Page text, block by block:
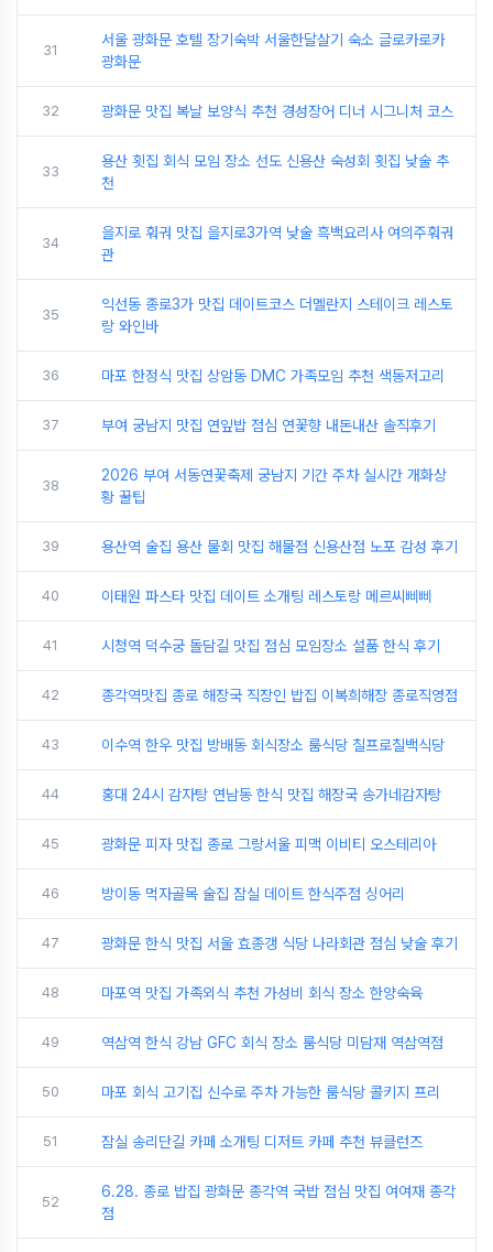
31
서울 광화문 호텔 장기숙박 서울한달살기 숙소 글로카로카
광화문
32 광화문 맛집 복날 보양식 추천 경성장어 디너 시그니처 코스
33
용산 횟집 회식 모임 장소 선도 신용산 숙성회 횟집 낮술 추
천
34
을지로 훠궈 맛집 을지로3가역 낮술 흑백요리사 여의주훠궈
관
35
익선동 종로3가 맛집 데이트코스 더멜란지 스테이크 레스토
랑 와인바
36 마포 한정식 맛집 상암동 DMC 가족모임 추천 색동저고리
37 부여 궁남지 맛집 연잎밥 점심 연꽃향 내돈내산 솔직후기
38
2026 부여 서동연꽃축제 궁남지 기간 주차 실시간 개화상
황 꿀팁
39 용산역 술집 용산 물회 맛집 해물점 신용산점 노포 감성 후기
40 이태원 파스타 맛집 데이트 소개팅 레스토랑 메르씨삐삐
41 시청역 덕수궁 돌담길 맛집 점심 모임장소 설품 한식 후기
42 종각역맛집 종로 해장국 직장인 밥집 이복희해장 종로직영점
43 이수역 한우 맛집 방배동 회식장소 룸식당 칠프로칠백식당
44 홍대 24시 감자탕 연남동 한식 맛집 해장국 송가네감자탕
45 광화문 피자 맛집 종로 그랑서울 피맥 이비티 오스테리아
46 방이동 먹자골목 술집 잠실 데이트 한식주점 싱어리
47 광화문 한식 맛집 서울 효종갱 식당 나라회관 점심 낮술 후기
48 마포역 맛집 가족외식 추천 가성비 회식 장소 한양숙육
49 역삼역 한식 강남 GFC 회식 장소 룸식당 미담재 역삼역점
50 마포 회식 고기집 신수로 주차 가능한 룸식당 콜키지 프리
51 잠실 송리단길 카페 소개팅 디저트 카페 추천 뷰클런즈
52
6.28. 종로 밥집 광화문 종각역 국밥 점심 맛집 여여재 종각
점